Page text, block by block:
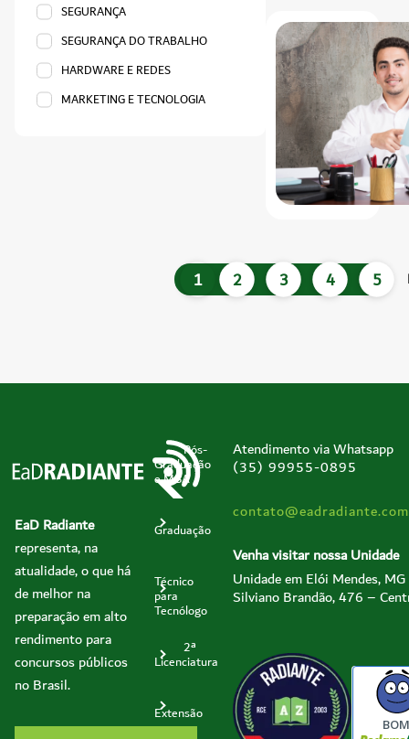
SEGURANÇA
SEGURANÇA DO TRABALHO
HARDWARE E REDES
MARKETING E TECNOLOGIA
1 2 3 4 5
EaD Radiante
representa, na
atualidade, o que há
de melhor na
preparação em alto
rendimento para
concursos públicos
no Brasil.
Pós-
Graduação
e MBA
Graduação
Técnico
para
Tecnólogo
2ª
Licenciatura
Extensão
Atendimento via Whatsapp
(35) 99955-0895
Venha visitar nossa Unidade
Unidade em Elói Mendes, MG
Silviano Brandão, 476 –